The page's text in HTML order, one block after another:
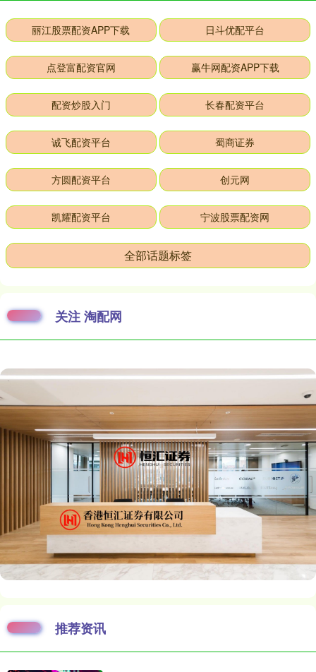
丽江股票配资APP下载 日斗优配平台
点登富配资官网 赢牛网配资APP下载
配资炒股入门 长春配资平台
诚飞配资平台 蜀商证券
方圆配资平台 创元网
凯耀配资平台 宁波股票配资网
全部话题标签
关注 淘配网
推荐资讯